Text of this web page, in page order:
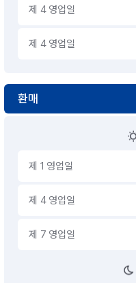
제 4 영업일
제 4 영업일
환매
제 1 영업일
제 4 영업일
제 7 영업일